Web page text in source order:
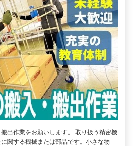
出作業をお願いします。 取り扱う精密機
関する機械または部品です。小さな物